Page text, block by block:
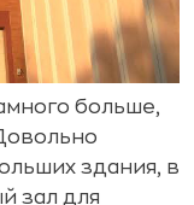
больше,
здания, в
зал для